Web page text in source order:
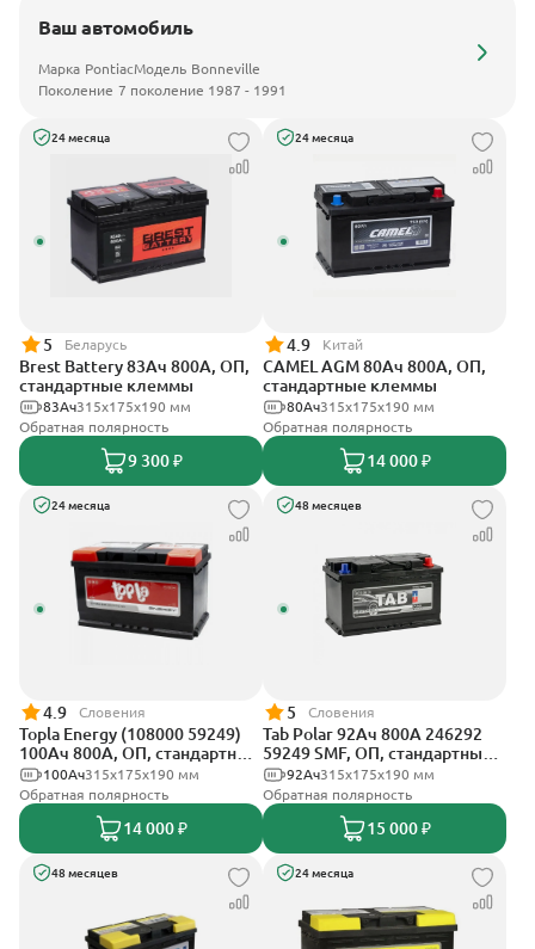
Ваш автомобиль
Марка PontiacМодель Bonneville
Поколение 7 поколение 1987 - 1991
24 месяца
5 Беларусь
Brest Battery 83Ач 800А, ОП,
стандартные клеммы
315x175x190 мм
83Ач
Обратная полярность
9 300 ₽
24 месяца
4.9 Китай
CAMEL AGM 80Ач 800А, ОП,
стандартные клеммы
315x175x190 мм
80Ач
Обратная полярность
14 000 ₽
24 месяца
4.9 Словения
Topla Energy (108000 59249)
100Ач 800А, ОП, стандартные
клеммы315x175x190 мм
100Ач
Обратная полярность
14 000 ₽
48 месяцев
5 Словения
Tab Polar 92Ач 800А 246292
59249 SMF, ОП, стандартные
клеммы315x175x190 мм
92Ач
Обратная полярность
15 000 ₽
48 месяцев 24 месяца